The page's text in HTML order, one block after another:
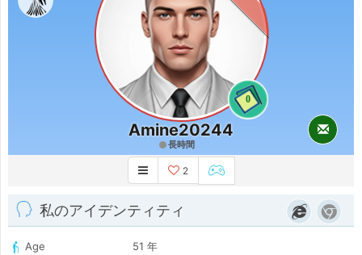
0
Amine20244
長時間
2
私のアイデンティティ
Age
51 年